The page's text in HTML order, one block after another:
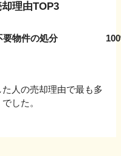
理由TOP3
要物件の処分 100
人の売却理由で最も多
でした。